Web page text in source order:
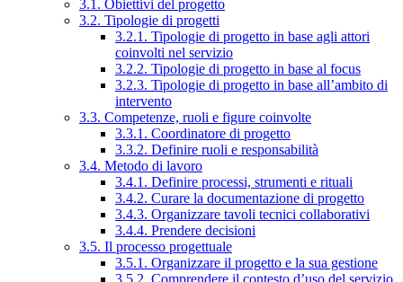
3.1. Obiettivi del progetto
3.2. Tipologie di progetti
3.2.1. Tipologie di progetto in base agli attori
coinvolti nel servizio
3.2.2. Tipologie di progetto in base al focus
3.2.3. Tipologie di progetto in base all’ambito di
intervento
3.3. Competenze, ruoli e figure coinvolte
3.3.1. Coordinatore di progetto
3.3.2. Definire ruoli e responsabilità
3.4. Metodo di lavoro
3.4.1. Definire processi, strumenti e rituali
3.4.2. Curare la documentazione di progetto
3.4.3. Organizzare tavoli tecnici collaborativi
3.4.4. Prendere decisioni
3.5. Il processo progettuale
3.5.1. Organizzare il progetto e la sua gestione
3.5.2. Comprendere il contesto d’uso del servizio